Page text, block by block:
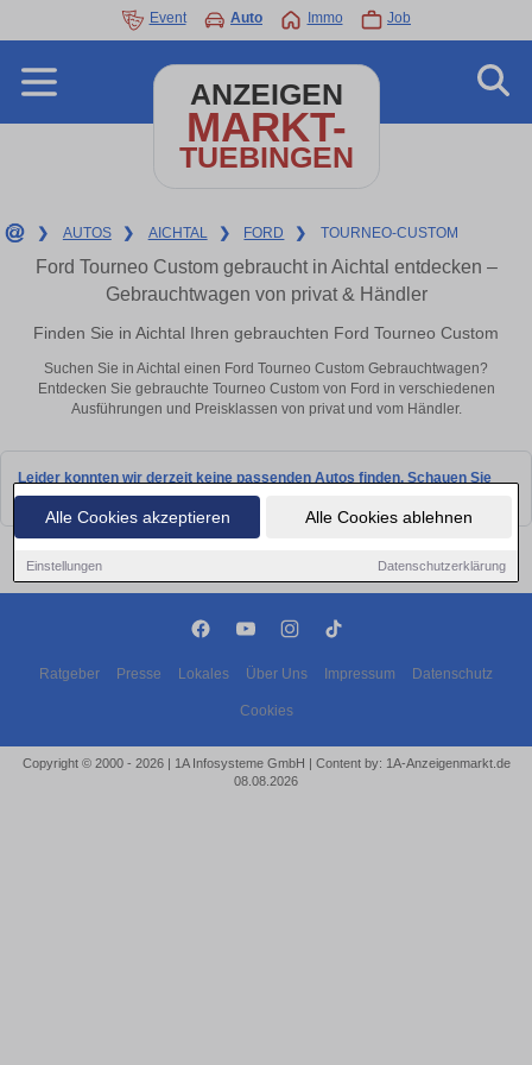
Alle Cookies akzeptieren Alle Cookies ablehnen
Einstellungen Datenschutzerklärung
Event Auto Immo Job
ANZEIGEN
MARKT-
TUEBINGEN
❯ AUTOS ❯ AICHTAL ❯ FORD ❯ TOURNEO-CUSTOM
Ford Tourneo Custom gebraucht in Aichtal entdecken –
Gebrauchtwagen von privat & Händler
Finden Sie in Aichtal Ihren gebrauchten Ford Tourneo Custom
Suchen Sie in Aichtal einen Ford Tourneo Custom Gebrauchtwagen?
Entdecken Sie gebrauchte Tourneo Custom von Ford in verschiedenen
Ausführungen und Preisklassen von privat und vom Händler.
Leider konnten wir derzeit keine passenden Autos finden. Schauen Sie
bald wieder vorbei!
Ratgeber Presse Lokales Über Uns Impressum Datenschutz
Cookies
Copyright © 2000 - 2026 | 1A Infosysteme GmbH | Content by: 1A-Anzeigenmarkt.de
08.08.2026